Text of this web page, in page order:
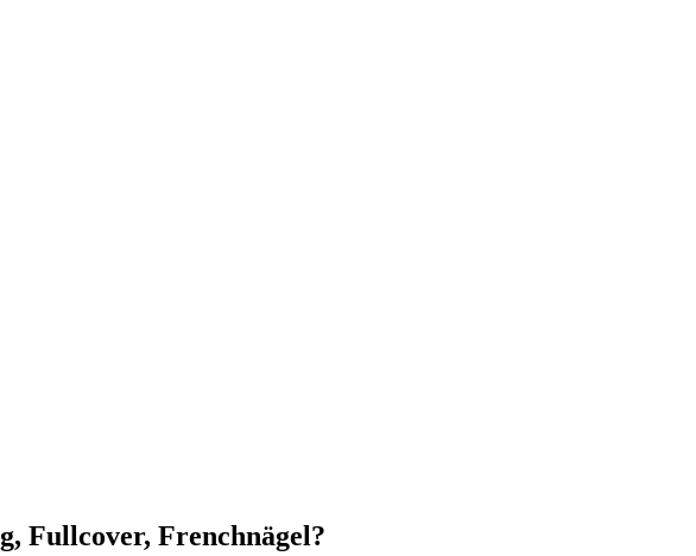
Fullcover, Frenchnägel?